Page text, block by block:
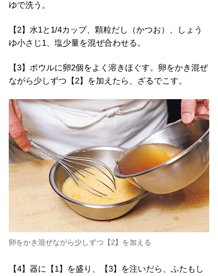
ゆで洗う。
【2】水1と1/4カップ、顆粒だし（かつお）、しょう
ゆ小さじ1、塩少量を混ぜ合わせる。
【3】ボウルに卵2個をよく溶きほぐす。卵をかき混ぜ
ながら少しずつ【2】を加えたら、ざるでこす。
卵をかき混ぜながら少しずつ【2】を加える
【4】器に【1】を盛り、【3】を注いだら、ふたもし